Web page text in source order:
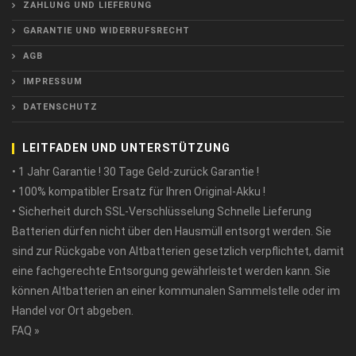
ZAHLUNG UND LIEFERUNG
GARANTIE UND WIDERRUFSRECHT
AGB
IMPRESSUM
DATENSCHUTZ
LEITFADEN UND UNTERSTÜTZUNG
• 1 Jahr Garantie ! 30 Tage Geld-zurück Garantie !
• 100% kompatibler Ersatz für Ihren Original-Akku !
• Sicherheit durch SSL-Verschlüsselung Schnelle Lieferung
Batterien dürfen nicht über den Hausmüll entsorgt werden. Sie
sind zur Rückgabe von Altbatterien gesetzlich verpflichtet, damit
eine fachgerechte Entsorgung gewährleistet werden kann. Sie
können Altbatterien an einer kommunalen Sammelstelle oder im
Handel vor Ort abgeben.
FAQ »